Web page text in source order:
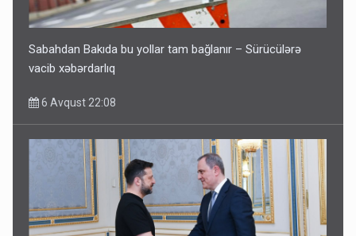
Sabahdan Bakıda bu yollar tam bağlanır – Sürücülərə
vacib xəbərdarlıq
6 Avqust 22:08